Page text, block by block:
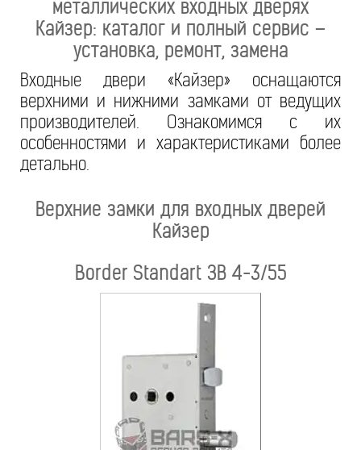
металлических входных дверях
Кайзер: каталог и полный сервис –
установка, ремонт, замена
Входные двери «Кайзер» оснащаются
верхними и нижними замками от ведущих
производителей. Ознакомимся с их
особенностями и характеристиками более
детально.
Верхние замки для входных дверей
Кайзер
Border Standart ЗВ 4-3/55